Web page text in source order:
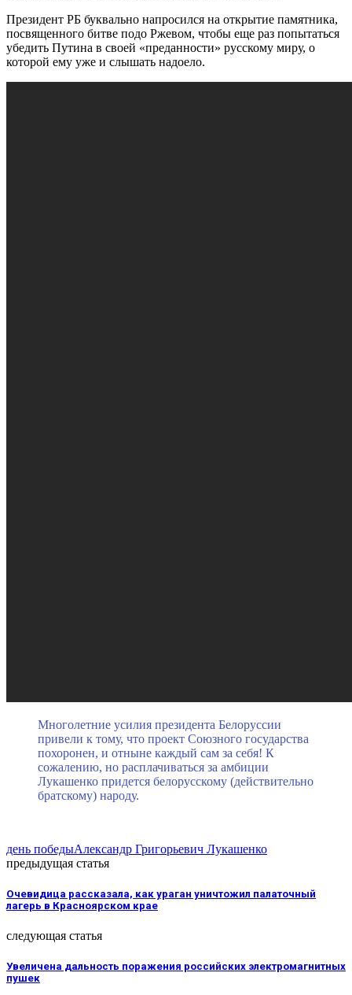
Президент РБ буквально напросился на открытие памятника,
посвященного битве подо Ржевом, чтобы еще раз попытаться
убедить Путина в своей «преданности» русскому миру, о
которой ему уже и слышать надоело.
Многолетние усилия президента Белоруссии
привели к тому, что проект Союзного государства
похоронен, и отныне каждый сам за себя! К
сожалению, но расплачиваться за амбиции
Лукашенко придется белорусскому (действительно
братскому) народу.
день победыАлександр Григорьевич Лукашенко
предыдущая статья
Очевидица рассказала, как ураган уничтожил палаточный
лагерь в Красноярском крае
следующая статья
Увеличена дальность поражения российских электромагнитных
пушек